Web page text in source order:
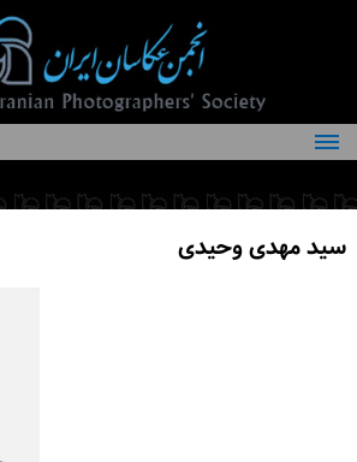
درباره انجمن
کمیته‌های انجمن
اعضاء انجمنسید مهدی وحیدی